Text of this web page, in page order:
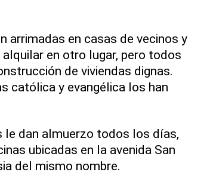
arrimadas en casas de vecinos y
en otro lugar, pero todos
de viviendas dignas.
católica y evangélica los han
le dan almuerzo todos los días,
ubicadas en la avenida San
del mismo nombre.